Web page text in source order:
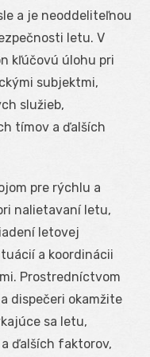
a je neoddeliteľnou
letu. V
kľúčovú úlohu pri
subjektmi,
služieb,
tímov a ďalších
pre rýchlu a
nalietavaní letu,
letovej
a koordinácii
Prostredníctvom
dispečeri okamžite
sa letu,
ďalších faktorov,